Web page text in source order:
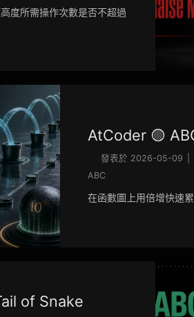
度所需操作次數是否不超過
AtCoder 🟡
發表於 2026-05-09
ABC
在函數圖上用倍增快速
of Snake